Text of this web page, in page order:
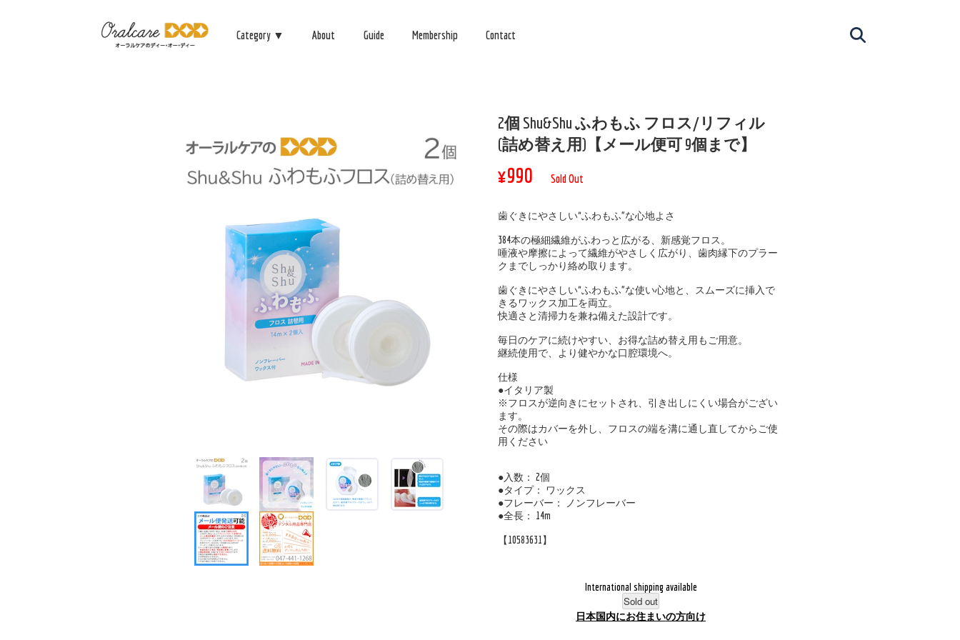
Category ▼ About Guide Membership Contact
2個 Shu&Shu ふわもふ フロス/リフィル
(詰め替え用)【メール便可 9個まで】
¥990 Sold Out
歯ぐきにやさしい“ふわもふ”な心地よさ
384本の極細繊維がふわっと広がる、新感覚フロス。
唾液や摩擦によって繊維がやさしく広がり、歯肉縁下のプラー
クまでしっかり絡め取ります。
歯ぐきにやさしい“ふわもふ”な使い心地と、スムーズに挿入で
きるワックス加工を両立。
快適さと清掃力を兼ね備えた設計です。
毎日のケアに続けやすい、お得な詰め替え用もご用意。
継続使用で、より健やかな口腔環境へ。
仕様
●イタリア製
※フロスが逆向きにセットされ、引き出しにくい場合がござい
ます。
その際はカバーを外し、フロスの端を溝に通し直してからご使
用ください
●入数： 2個
●タイプ： ワックス
●フレーバー： ノンフレーバー
●全長： 14m
【10583631】
International shipping available
Sold out
日本国内にお住まいの方向け